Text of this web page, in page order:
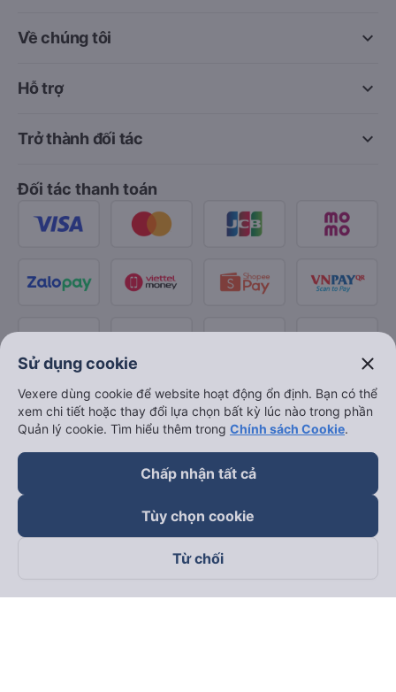
keyboard_arrow_down
Về chúng tôi
keyboard_arrow_down
Hỗ trợ
keyboard_arrow_down
Trở thành đối tác
Đối tác thanh toán
Theo dõi chúng tôi trên
Sử dụng cookie close
Vexere dùng cookie để website hoạt động ổn định. Bạn có thể
xem chi tiết hoặc thay đổi lựa chọn bất kỳ lúc nào trong phần
Quản lý cookie. Tìm hiểu thêm trong Chính sách Cookie.
Chấp nhận tất cả
Tùy chọn cookie
Từ chối